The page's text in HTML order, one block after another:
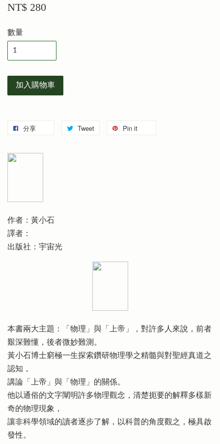
NT$ 280
數量
加入購物車
分享 Tweet Pin it
作者：黃小石
譯者：
出版社：宇宙光
本書兩大主題：「物理」與「上帝」，對許多人來說，前者
艱深難懂，後者微妙難測。
黃小石博士窮極一生探索鑽研物理學之精髓與對聖經真道之
認知，
講論「上帝」與「物理」的關係。
他以通俗的文字闡明許多物理觀念，清楚扼要的解釋多樣新
奇的物理現象，
讓非科學領域的讀者逐步了解，以科普的角度觀之，極具啟
發性。